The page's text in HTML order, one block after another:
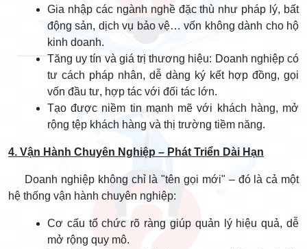
Gia nhập các ngành nghề đặc thù như pháp lý, bất
động sản, dịch vụ bảo vệ… vốn không dành cho hộ
kinh doanh.
Tăng uy tín và giá trị thương hiệu: Doanh nghiệp có
tư cách pháp nhân, dễ dàng ký kết hợp đồng, gọi
vốn đầu tư, hợp tác với đối tác lớn.
Tạo được niềm tin mạnh mẽ với khách hàng, mở
rộng tệp khách hàng và thị trường tiềm năng.
4. Vận Hành Chuyên Nghiệp – Phát Triển Dài Hạn
Doanh nghiệp không chỉ là "tên gọi mới" – đó là cả một
hệ thống vận hành chuyên nghiệp:
Cơ cấu tổ chức rõ ràng giúp quản lý hiệu quả, dễ
mở rộng quy mô.